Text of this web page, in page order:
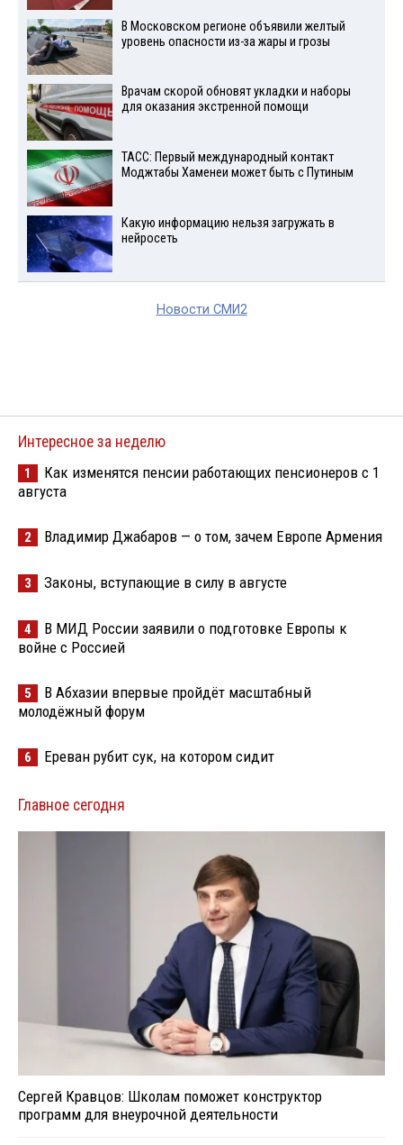
В Московском регионе объявили желтый
уровень опасности из-за жары и грозы
Врачам скорой обновят укладки и наборы
для оказания экстренной помощи
ТАСС: Первый международный контакт
Моджтабы Хаменеи может быть с Путиным
Какую информацию нельзя загружать в
нейросеть
Новости СМИ2
Интересное за неделю
1
Как изменятся пенсии работающих пенсионеров с 1
августа
2 Владимир Джабаров — о том, зачем Европе Армения
3 Законы, вступающие в силу в августе
4
В МИД России заявили о подготовке Европы к
войне с Россией
5
В Абхазии впервые пройдёт масштабный
молодёжный форум
6 Ереван рубит сук, на котором сидит
Главное сегодня
Сергей Кравцов: Школам поможет конструктор
программ для внеурочной деятельности